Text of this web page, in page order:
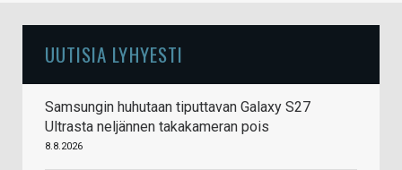
UUTISIA LYHYESTI
Samsungin huhutaan tiputtavan Galaxy S27
Ultrasta neljännen takakameran pois
8.8.2026